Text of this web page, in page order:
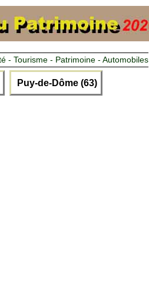
- Tourisme - Patrimoine - Automobiles
Puy-de-Dôme (63)